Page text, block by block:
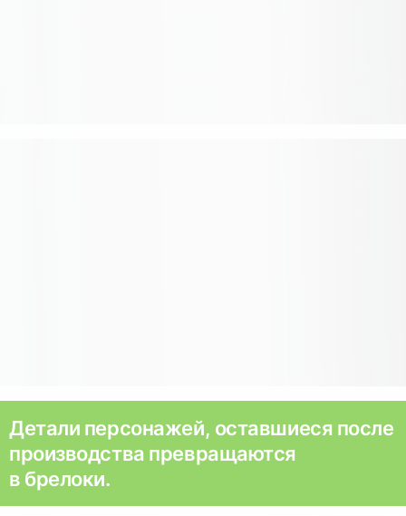
Детали персонажей, оставшиеся после
производства превращаются
в брелоки.